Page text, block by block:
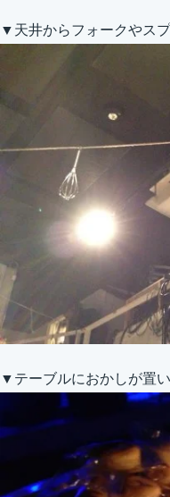
▼天井からフォークやス
▼テーブルにおかしが置